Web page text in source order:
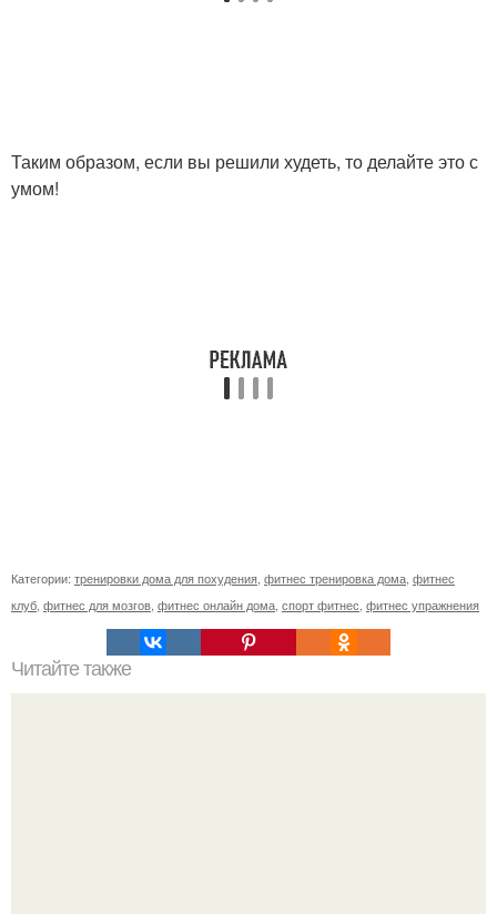
Таким образом, если вы решили худеть, то делайте это с
умом!
Категории: тренировки дома для похудения фитнес тренировка дома фитнес
клуб фитнес для мозгов фитнес онлайн дома спорт фитнес фитнес упражнения
Читайте также